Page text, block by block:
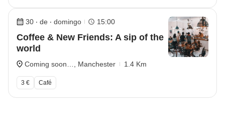
30 ‧ de ‧ domingo 15:00
Coffee & New Friends: A sip of the
world
Coming soon…, Manchester 1.4 Km
3 € Café